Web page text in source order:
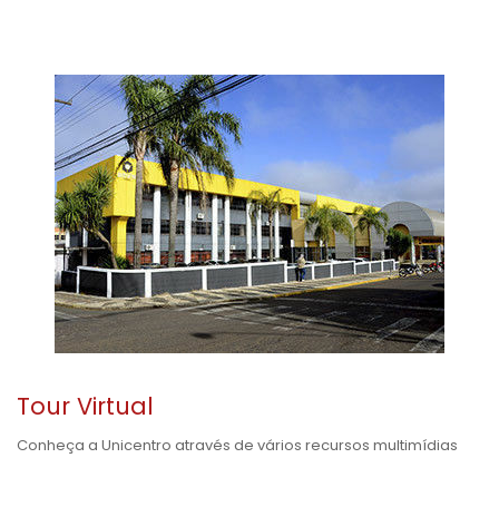
Tour Virtual
Conheça a Unicentro através de vários recursos multimídias